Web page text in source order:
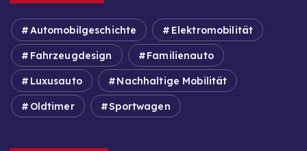
Automobilgeschichte Elektromobilität
Fahrzeugdesign Familienauto
Luxusauto Nachhaltige Mobilität
Oldtimer Sportwagen